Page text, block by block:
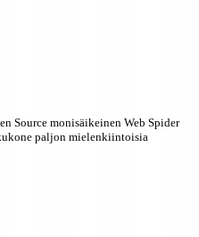
Source monisäikeinen Web Spider
paljon mielenkiintoisia